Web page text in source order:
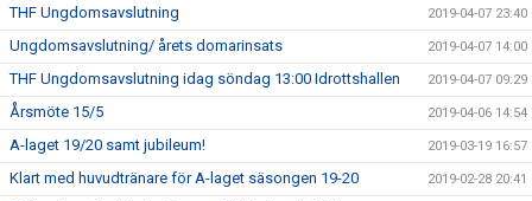
THF Ungdomsavslutning 2019-04-07 23:40
Ungdomsavslutning/ årets domarinsats 2019-04-07 14:00
THF Ungdomsavslutning idag söndag 13:00 Idrottshallen 2019-04-07 09:29
Årsmöte 15/5 2019-04-06 14:54
A-laget 19/20 samt jubileum! 2019-03-19 16:57
Klart med huvudtränare för A-laget säsongen 19-20 2019-02-28 20:41